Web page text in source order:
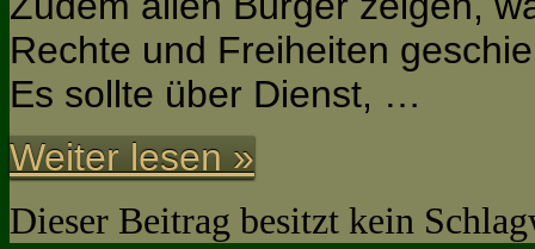
Rechte und Freiheiten
Es sollte über Dienst, …
Weiter lesen »
Dieser Beitrag besitzt kein